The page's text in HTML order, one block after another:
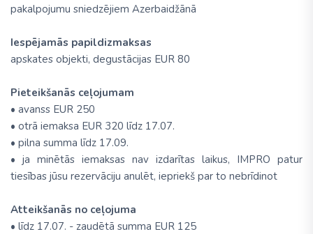
pakalpojumu sniedzējiem Azerbaidžānā
Iespējamās papildizmaksas
apskates objekti, degustācijas EUR 80
Pieteikšanās ceļojumam
• avanss EUR 250
• otrā iemaksa EUR 320 līdz 17.07.
• pilna summa līdz 17.09.
• ja minētās iemaksas nav izdarītas laikus, IMPRO patur
tiesības jūsu rezervāciju anulēt, iepriekš par to nebrīdinot
Atteikšanās no ceļojuma
• līdz 17.07. - zaudētā summa EUR 125